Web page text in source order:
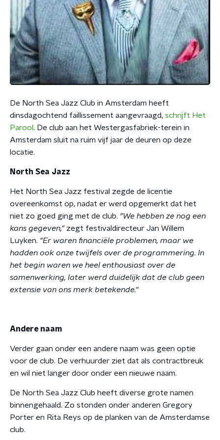
De North Sea Jazz Club in Amsterdam heeft
dinsdagochtend faillissement aangevraagd, schrijft Het
Parool . De club aan het Westergasfabriek-terein in
Amsterdam sluit na ruim vijf jaar de deuren op deze
locatie.
North Sea Jazz
Het North Sea Jazz festival zegde de licentie
overeenkomst op, nadat er werd opgemerkt dat het
niet zo goed ging met de club. "We hebben ze nog een
kans gegeven,"zegt festivaldirecteur Jan Willem
Luyken. "Er waren financiële problemen, maar we
hadden ook onze twijfels over de programmering. In
het begin waren we heel enthousiast over de
samenwerking, later werd duidelijk dat de club geen
extensie van ons merk betekende."
Andere naam
Verder gaan onder een andere naam was geen optie
voor de club. De verhuurder ziet dat als contractbreuk
en wil niet langer door onder een nieuwe naam.
De North Sea Jazz Club heeft diverse grote namen
binnengehaald. Zo stonden onder anderen Gregory
Porter en Rita Reys op de planken van de Amsterdamse
club.